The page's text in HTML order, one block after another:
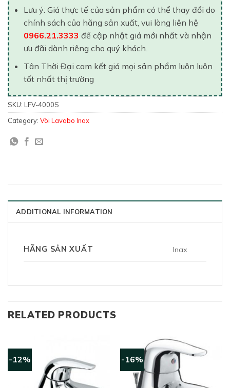
Lưu ý: Giá thực tế của sản phẩm có thể thay đổi do
chính sách của hãng sản xuất, vui lòng liên hệ
0966.21.3333 để cập nhật giá mới nhất và nhận
ưu đãi dành riêng cho quý khách..
Tân Thời Đại cam kết giá mọi sản phẩm luôn luôn
tốt nhất thị trường
SKU: LFV-4000S
Category: Vòi Lavabo Inax
ADDITIONAL INFORMATION
HÃNG SẢN XUẤT Inax
RELATED PRODUCTS
-12% -16%